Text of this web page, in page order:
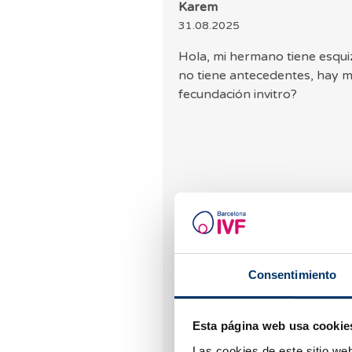
Consentimiento
Esta página web usa
Karem
31.08.2025
Hola, mi hermano tiene
no tiene antecedentes, hay manera de evitarla a mi descendencia con
fecundación invitro?
Dra. Carrillo
Buenos días,
permite realizar algunas
enfermedades como la